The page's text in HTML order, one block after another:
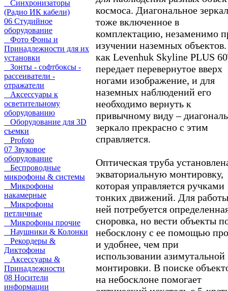
Синхронизаторы
(Радио ИК кабели)
06 Студийное
оборудование
Фото Фоны и
Принадлежности для их
установки
Зонты - софтбоксы -
рассеиватели -
отражатели
Аксессуары к
осветительному
оборудованию
Оборудование для 3D
съемки
Profoto
07 Звуковое
оборудование
Беспроводные
микрофоны & системы
Микрофоны
накамерные
Микрофоны
петличные
Микрофоны прочие
Наушники & Колонки
Рекордеры &
Диктофоны
Аксессуары &
Принадлежности
08 Носители
информации
космоса. Диагональное
тоже включенное в
комплектацию, незаменимо
изучении наземных
как Levenhuk Skyline PLUS
передает перевернутое вверх
ногами изображение, и для
наземных наблюдений его
необходимо вернуть к
привычному виду –
зеркало прекрасно с этим
справляется.
Оптическая труба
экваториальную монтировку,
которая управляется ручками
тонких движений. Для
ней потребуется
сноровка, но вести объекты
небосклону с ее помощью
и удобнее, чем при
использовании азимутальной
монтировки. В поиске
на небосклоне помогает